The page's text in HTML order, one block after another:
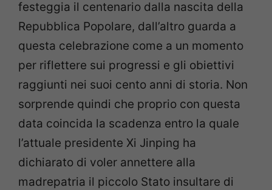
festeggia il centenario dalla nascita della
Repubblica Popolare, dall’altro guarda a
questa celebrazione come a un momento
per riflettere sui progressi e gli obiettivi
raggiunti nei suoi cento anni di storia. Non
sorprende quindi che proprio con questa
data coincida la scadenza entro la quale
l’attuale presidente Xi Jinping ha
dichiarato di voler annettere alla
madrepatria il piccolo Stato insultare di